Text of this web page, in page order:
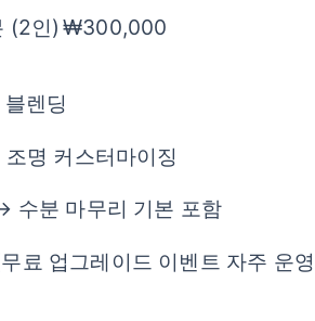
(2인) ₩300,000
렌딩
명 커스터마이징
수분 마무리 기본 포함
료 업그레이드 이벤트 자주 운